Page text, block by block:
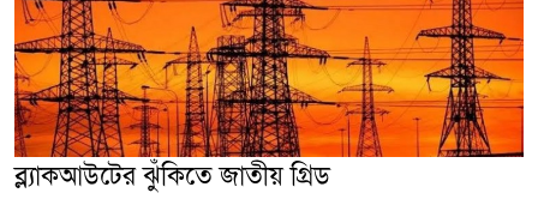
ব্ল্যাকআউটের ঝুঁকিতে জাতীয় গ্রিড